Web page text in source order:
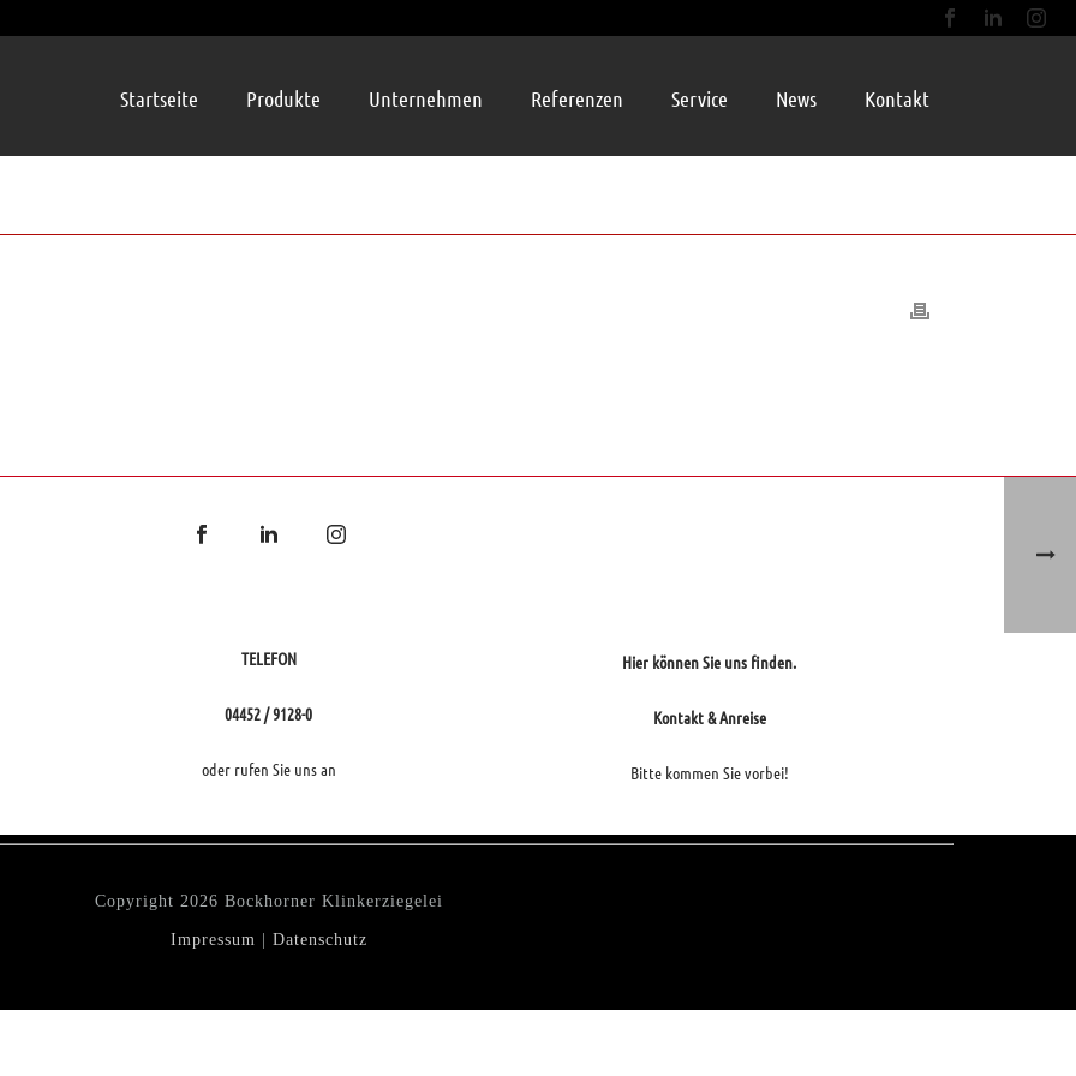
Startseite Produkte Unternehmen Referenzen Service News Kontakt
TELEFON
04452 / 9128-0
oder rufen Sie uns an
Hier können Sie uns finden.
Kontakt & Anreise
Bitte kommen Sie vorbei!
Copyright 2026 Bockhorner Klinkerziegelei
Impressum Datenschutz